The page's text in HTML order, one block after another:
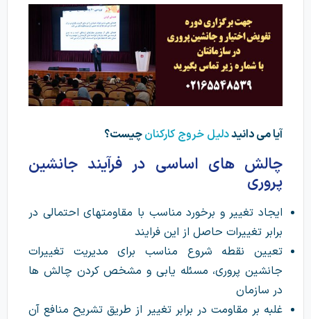
آیا می دانیددلیل خروج کارکنانچیست؟
چالش های اساسی در فرآیند جانشین
پروری
ایجاد تغییر و برخورد مناسب با مقاومت­های احتمالی در
برابر تغییرات حاصل از این فرایند
تعیین نقطه شروع مناسب برای مدیریت تغییرات
جانشین پروری، مسئله ­یابی و مشخص کردن چالش ها
در سازمان
غلبه بر مقاومت در برابر تغییر از طریق تشریح منافع آن